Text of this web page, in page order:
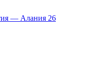
— Алания 26